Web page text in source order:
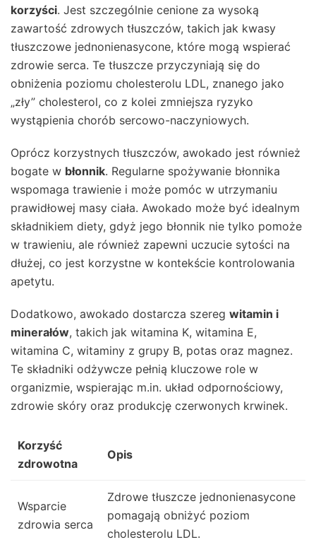
korzyści. Jest szczególnie cenione za wysoką
zawartość zdrowych tłuszczów, takich jak kwasy
tłuszczowe jednonienasycone, które mogą wspierać
zdrowie serca. Te tłuszcze przyczyniają się do
obniżenia poziomu cholesterolu LDL, znanego jako
„zły” cholesterol, co z kolei zmniejsza ryzyko
wystąpienia chorób sercowo-naczyniowych.
Oprócz korzystnych tłuszczów, awokado jest również
bogate w błonnik. Regularne spożywanie błonnika
wspomaga trawienie i może pomóc w utrzymaniu
prawidłowej masy ciała. Awokado może być idealnym
składnikiem diety, gdyż jego błonnik nie tylko pomoże
w trawieniu, ale również zapewni uczucie sytości na
dłużej, co jest korzystne w kontekście kontrolowania
apetytu.
Dodatkowo, awokado dostarcza szereg witamin i
minerałów, takich jak witamina K, witamina E,
witamina C, witaminy z grupy B, potas oraz magnez.
Te składniki odżywcze pełnią kluczowe role w
organizmie, wspierając m.in. układ odpornościowy,
zdrowie skóry oraz produkcję czerwonych krwinek.
Korzyść
zdrowotna
Opis
Wsparcie
zdrowia serca
Zdrowe tłuszcze jednonienasycone
pomagają obniżyć poziom
cholesterolu LDL.